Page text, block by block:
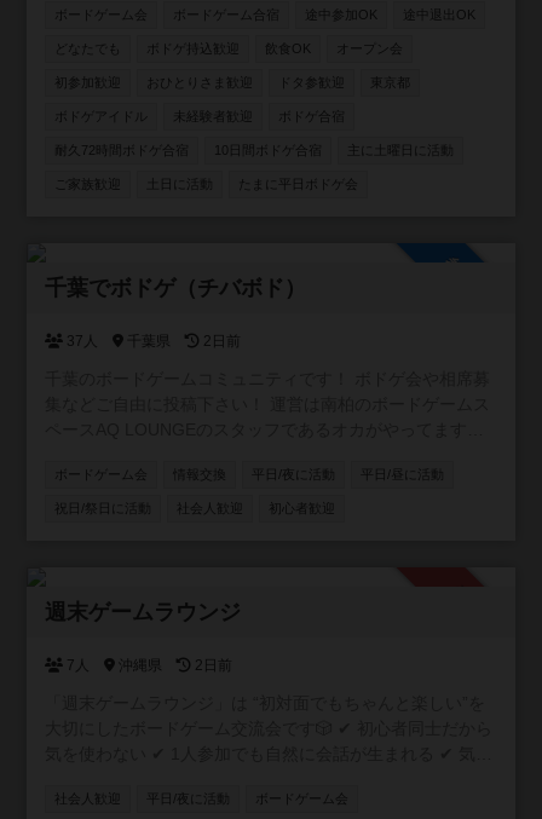
ボードゲーム会 ボードゲーム合宿 途中参加OK 途中退出OK
どなたでも ボドゲ持込歓迎 飲食OK オープン会
初参加歓迎 おひとりさま歓迎 ドタ参歓迎 東京都
ボドゲアイドル 未経験者歓迎 ボドゲ合宿
耐久72時間ボドゲ合宿 10日間ボドゲ合宿
ご家族歓迎 たまに平日ボドゲ会
千葉でボドゲ（チバボド）
37人 千葉県 2日前
ボードゲーム会 情報交換 平日/夜に活動 平日/昼に活動
祝日/祭日に活動 社会人歓迎 初心者歓迎
週末ゲームラウンジ
7人 沖縄県 2日前
間を作っています。 20〜30代中心で、特に“新しい友達が
社会人歓迎 平日/夜に活動 ボードゲーム会